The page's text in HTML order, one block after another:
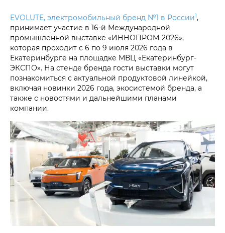
EVOLUTE, электромобильный бренд №1 в России1,
принимает участие в 16-й Международной
промышленной выставке «ИННОПРОМ-2026»,
которая проходит с 6 по 9 июля 2026 года в
Екатеринбурге на площадке МВЦ «Екатеринбург-
ЭКСПО». На стенде бренда гости выставки могут
познакомиться с актуальной продуктовой линейкой,
включая новинки 2026 года, экосистемой бренда, а
также с новостями и дальнейшими планами
компании.